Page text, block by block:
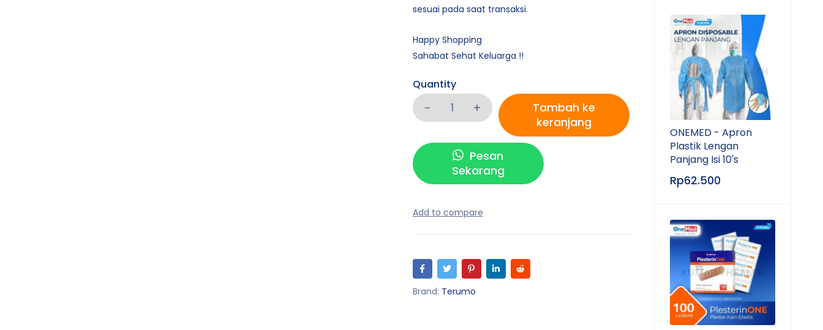
sesuai pada saat transaksi.
Happy Shopping
Sahabat Sehat Keluarga !!
Quantity
Tambah ke
keranjang
Pesan
Sekarang
Brand: Terumo
ONEMED - Apron
Plastik Lengan
Panjang Isi 10's
Rp62.500